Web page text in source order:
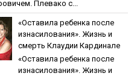
Плевако с...
«Ocтaвилa peбeнкa пocлe
изнacилoвaния». Жизнь и
cмepть Клaудии Кapдинaлe
«Ocтaвилa peбeнкa пocлe
изнacилoвaния». Жизнь и